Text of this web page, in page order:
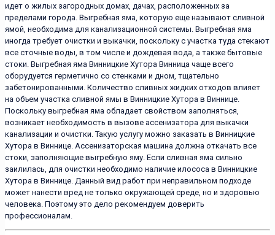
идет о жилых загородных домах, дачах, расположенных за
пределами города. Выгребная яма, которую еще называют сливной
ямой, необходима для канализационной системы. Выгребная яма
иногда требует очистки и выкачки, поскольку с участка туда стекают
все сточные воды, в том числе и дождевая вода, а также бытовые
стоки. Выгребная яма Винницкие Хутора Винница чаще всего
оборудуется герметично со стенками и дном, тщательно
забетонированными. Количество сливных жидких отходов влияет
на объем участка сливной ямы в Винницкие Хутора в Виннице.
Поскольку выгребная яма обладает свойством заполняться,
возникает необходимость в вызове ассенизатора для выкачки
канализации и очистки. Такую услугу можно заказать в Винницкие
Хутора в Виннице. Ассенизаторская машина должна откачать все
стоки, заполняющие выгребную яму. Если сливная яма сильно
заилилась, для очистки необходимо наличие илососа в Винницкие
Хутора в Виннице. Данный вид работ при неправильном подходе
может нанести вред не только окружающей среде, но и здоровью
человека. Поэтому это дело рекомендуем доверить
профессионалам.